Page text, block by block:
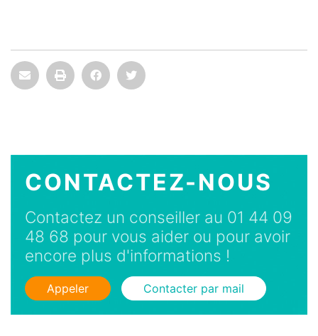
CONTACTEZ-NOUS
Contactez un conseiller au 01 44 09
48 68 pour vous aider ou pour avoir
encore plus d'informations !
Appeler Contacter par mail